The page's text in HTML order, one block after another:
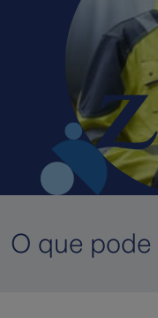
O que pode